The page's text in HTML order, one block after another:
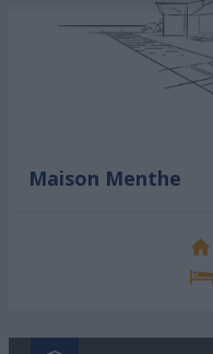
Maison Menthe